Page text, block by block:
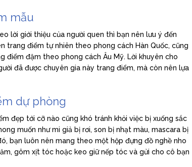
mẫu
lời giới thiệu của người quen thì bạn nên lưu ý đến
trang điểm tự nhiên theo phong cách Hàn Quốc, cũng
điểm đậm theo phong cách Âu Mỹ. Lời khuyên cho
đã được chuyên gia này trang điểm, mà còn nên lựa
dự phòng
đẹp tới cỡ nào cũng khó tránh khỏi việc bị xuống sắc
muốn như mi giả bị rơi, son bị nhạt màu, mascara bị
bạn luôn nên mang theo một hộp đựng đồ nghề nho
gôm xịt tóc hoặc keo giữ nếp tóc và gửi cho cô bạn